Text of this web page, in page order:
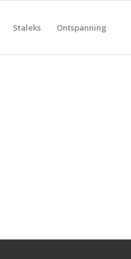
Staleks Ontspanning